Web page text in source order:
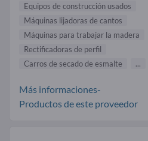
Equipos de construcción usados
Máquinas lijadoras de cantos
Máquinas para trabajar la madera
Rectificadoras de perfil
Carros de secado de esmalte
...
Más informaciones-
Productos de este proveedor